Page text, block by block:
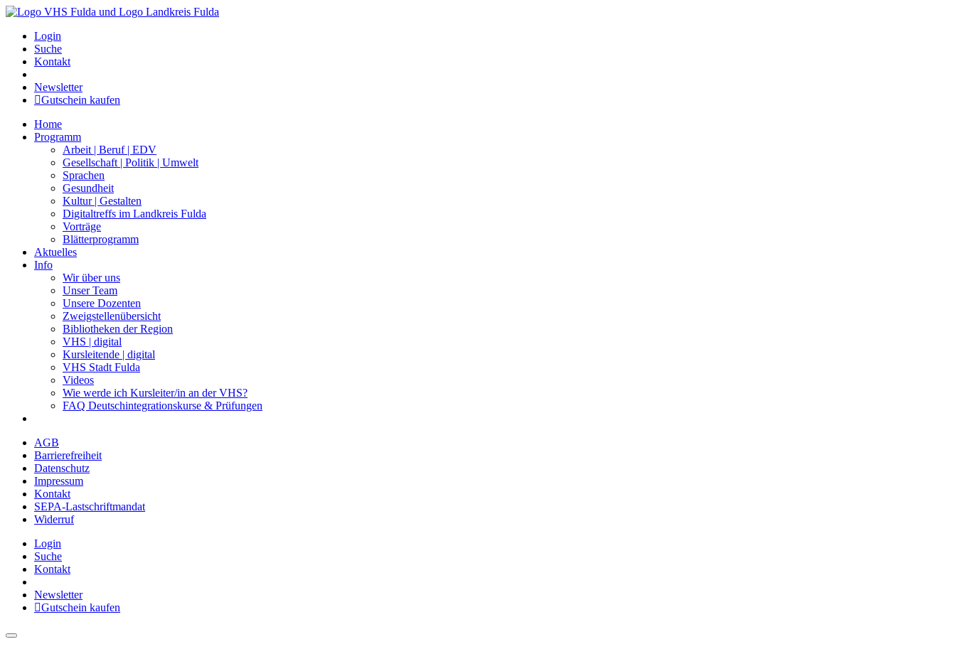
Login
Suche
Kontakt
Newsletter
Gutschein kaufen
Home
Programm
Arbeit | Beruf | EDV
Gesellschaft | Politik | Umwelt
Sprachen
Gesundheit
Kultur | Gestalten
Digitaltreffs im Landkreis Fulda
Vorträge
Blätterprogramm
Aktuelles
Info
Wir über uns
Unser Team
Unsere Dozenten
Zweigstellenübersicht
Bibliotheken der Region
VHS | digital
Kursleitende | digital
VHS Stadt Fulda
Videos
Wie werde ich Kursleiter/in an der VHS?
FAQ Deutschintegrationskurse & Prüfungen
AGB
Barrierefreiheit
Datenschutz
Impressum
Kontakt
SEPA-Lastschriftmandat
Widerruf
Login
Suche
Kontakt
Newsletter
Gutschein kaufen